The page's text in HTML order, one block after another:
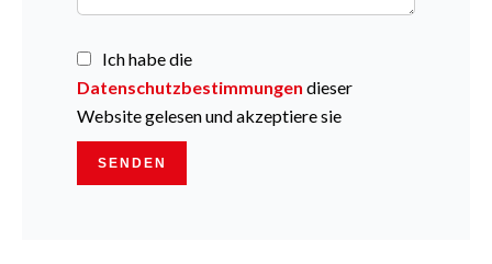
Ich habe die
Datenschutzbestimmungen dieser
Website gelesen und akzeptiere sie
SENDEN